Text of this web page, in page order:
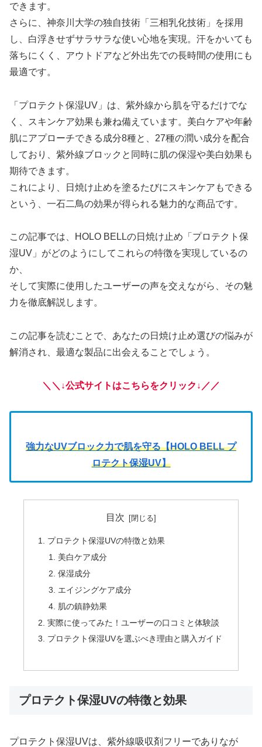
できます。
さらに、神奈川大学の独自技術「三相乳化技術」を採用
し、白浮きせずサラサラな使い心地を実現。汗をかいても
落ちにくく、アウトドアなど外出先での長時間の使用にも
最適です。
「プロテクト保湿UV」は、紫外線から肌を守るだけでな
く、スキンケア効果も兼ね備えています。美白ケアや年齢
肌にアプローチできる成分8種と、27種の潤い成分を配合
しており、紫外線ブロックと同時に肌の保湿や美白効果も
期待できます。
これにより、日焼け止めを塗るたびにスキンケアもできる
という、一石二鳥の効果が得られる魅力的な商品です。
この記事では、HOLO BELLの日焼け止め「プロテクト保
湿UV」がどのようにしてこれらの特徴を実現しているの
か、
そして実際に使用したユーザーの声を交えながら、その魅
力を徹底解説します。
この記事を読むことで、あなたの日焼け止め選びの悩みが
解消され、最適な製品に出会えることでしょう。
＼＼↓公式サイトはこちらをクリック↓／／
強力なUVブロック力で肌を守る【HOLO BELL プ
ロテクト保湿UV】
目次
プロテクト保湿UVの特徴と効果
美白ケア成分
保湿成分
エイジングケア成分
肌の鎮静効果
実際に使ってみた！ユーザーの口コミと体験談
プロテクト保湿UVを選ぶべき理由と購入ガイド
プロテクト保湿UVの特徴と効果
プロテクト保湿UVは、紫外線吸収剤フリーでありなが